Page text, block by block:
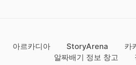
아르카디아 StoryArena
카
알짜배기 정보 창고